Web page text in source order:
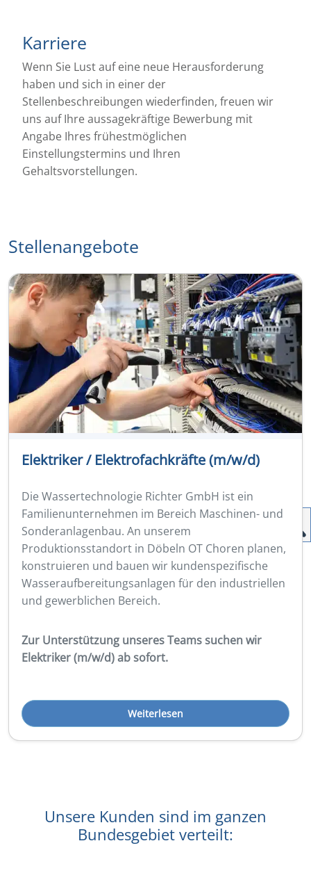
Karriere
Wenn Sie Lust auf eine neue Herausforderung
haben und sich in einer der
Stellenbeschreibungen wiederfinden, freuen wir
uns auf Ihre aussagekräftige Bewerbung mit
Angabe Ihres frühestmöglichen
Einstellungstermins und Ihren
Gehaltsvorstellungen.
Stellenangebote
Elektriker / Elektrofachkräfte (m/w/d)
Die Wassertechnologie Richter GmbH ist ein
Familienunternehmen im Bereich Maschinen- und
Sonderanlagenbau. An unserem
Produktionsstandort in Döbeln OT Choren planen,
konstruieren und bauen wir kundenspezifische
Wasseraufbereitungsanlagen für den industriellen
und gewerblichen Bereich.
Zur Unterstützung unseres Teams suchen wir
Elektriker (m/w/d) ab sofort.
Weiterlesen
Unsere Kunden sind im ganzen
Bundesgebiet verteilt: